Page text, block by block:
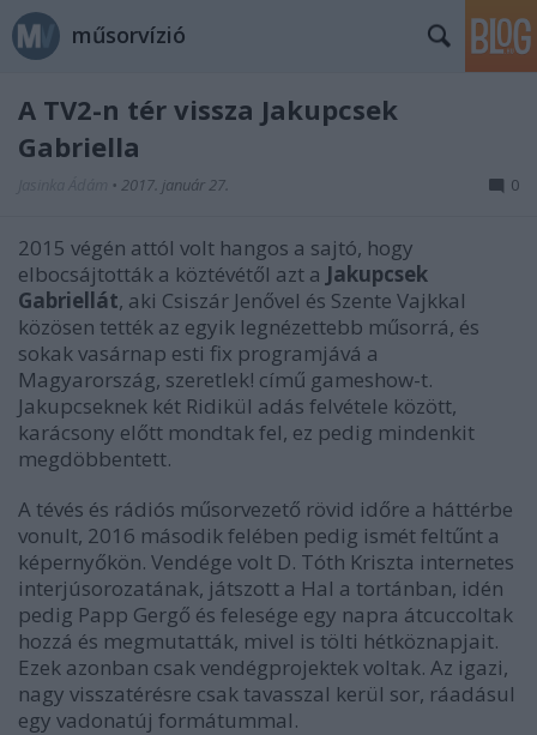
műsorvízió
A TV2-n tér vissza Jakupcsek
Gabriella
• 2017. január 27. 0
2015 végén attól volt hangos a sajtó, hogy
elbocsájtották a köztévétől azt a Jakupcsek
Gabriellát, aki Csiszár Jenővel és Szente Vajkkal
közösen tették az egyik legnézettebb műsorrá, és
sokak vasárnap esti fix programjává a
Magyarország, szeretlek! című gameshow-t.
Jakupcseknek két Ridikül adás felvétele között,
karácsony előtt mondtak fel, ez pedig mindenkit
megdöbbentett.
A tévés és rádiós műsorvezető rövid időre a háttérbe
vonult, 2016 második felében pedig ismét feltűnt a
képernyőkön. Vendége volt D. Tóth Kriszta internetes
interjúsorozatának, játszott a Hal a tortánban, idén
pedig Papp Gergő és felesége egy napra átcuccoltak
hozzá és megmutatták, mivel is tölti hétköznapjait.
Ezek azonban csak vendégprojektek voltak. Az igazi,
nagy visszatérésre csak tavasszal kerül sor, ráadásul
egy vadonatúj formátummal.